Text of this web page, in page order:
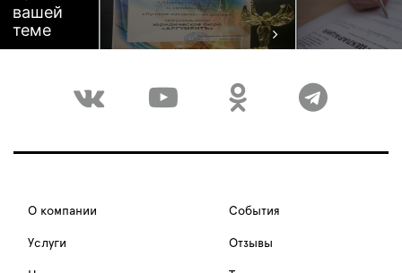
вашей
теме
О компании
Услуги
События
Отзывы